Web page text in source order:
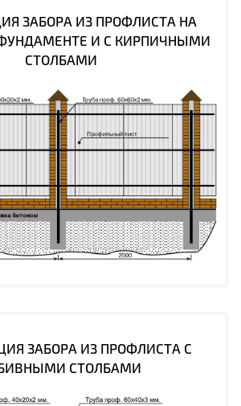
ЗАБОРА ИЗ ПРОФЛИСТА НА
И С КИРПИЧНЫМИ
СТОЛБАМИ
ЗАБОРА ИЗ ПРОФЛИСТА С
СТОЛБАМИ